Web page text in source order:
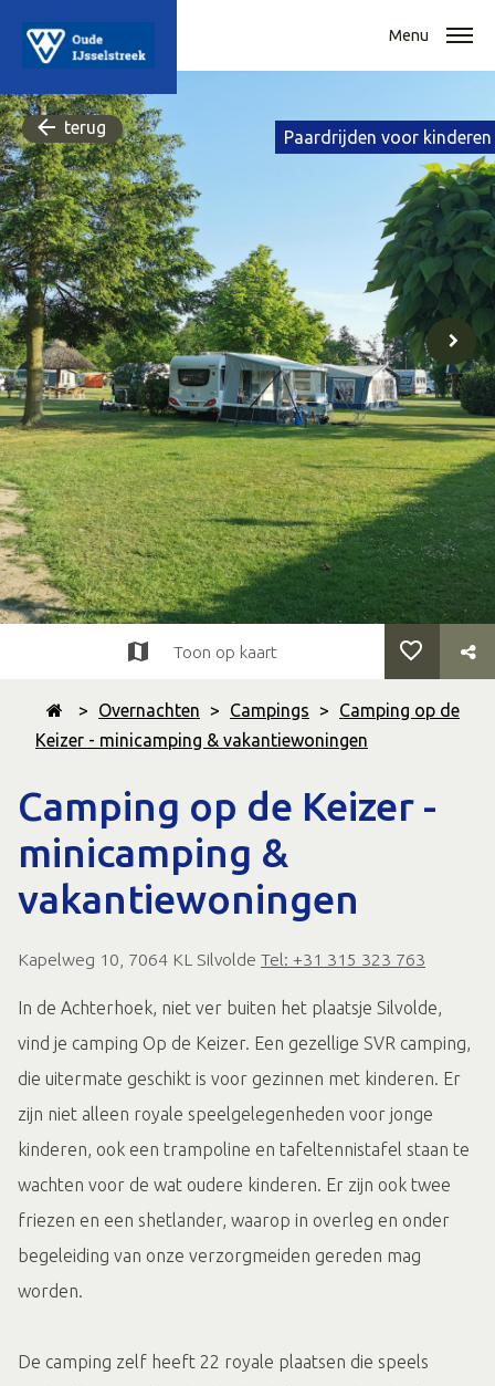
Menu
Paardrijden voor kinderen
terug
> Overnachten > Campings >
Camping op de
Keizer - minicamping & vakantiewoningen
Camping op de Keizer -
minicamping &
vakantiewoningen
Kapelweg 10, 7064 KL Silvolde Tel: +31 315 323 763
Toon op kaart
In de Achterhoek, niet ver buiten het plaatsje Silvolde,
vind je camping Op de Keizer. Een gezellige SVR camping,
die uitermate geschikt is voor gezinnen met kinderen. Er
zijn niet alleen royale speelgelegenheden voor jonge
kinderen, ook een trampoline en tafeltennistafel staan te
wachten voor de wat oudere kinderen. Er zijn ook twee
friezen en een shetlander, waarop in overleg en onder
begeleiding van onze verzorgmeiden gereden mag
worden.
De camping zelf heeft 22 royale plaatsen die speels